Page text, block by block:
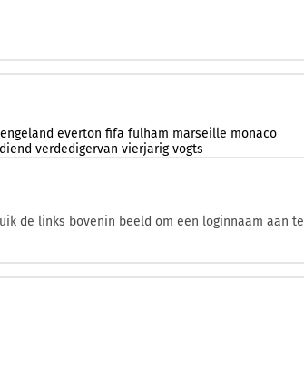
engeland everton fifa fulham marseille monaco
verdedigervan vierjarig vogts
de links bovenin beeld om een loginnaam aan te